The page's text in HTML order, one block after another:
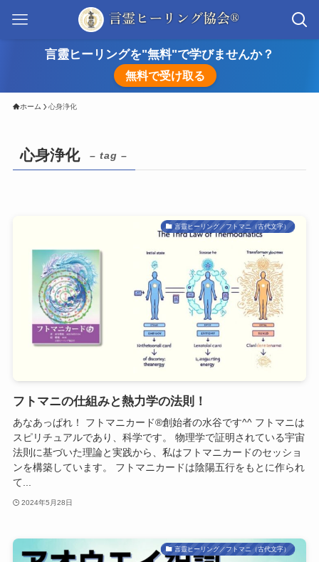
言靈ヒーリングを"無料"で学びませんか？
無料で受け取る
ホーム 心身浄化
心身浄化 – tag –
言靈ヒーリング／フトマニ（古代文字）
フトマニの仕組みと熱力学の法則！
あなあっぱれ！ フトマニカード®創始者の水谷です^^ フトマニは
スピリチュアルであり、科学です。 物理学で証明されている宇宙
法則に基づいた理論と実践から、私はフトマニカードのセッショ
ンを構築しています。 フトマニカードは陰陽五行をもとに作られ
て...
2024年5月28日
言靈ヒーリング／フトマニ（古代文字）